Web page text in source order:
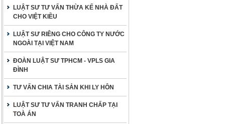
LUẬT SƯ TƯ VẤN THỪA KẾ NHÀ ĐẤT
CHO VIỆT KIỀU
LUẬT SƯ RIÊNG CHO CÔNG TY NƯỚC
NGOÀI TẠI VIỆT NAM
ĐOÀN LUẬT SƯ TPHCM - VPLS GIA
ĐÌNH
TƯ VẤN CHIA TÀI SẢN KHI LY HÔN
LUẬT SƯ TƯ VẤN TRANH CHẤP TẠI
TOÀ ÁN